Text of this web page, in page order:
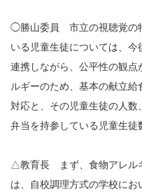
◯勝山委員 市立の視聴覚の
いる児童生徒については、今
連携しながら、公平性の観
ルギーのため、基本の献立
対応と、その児童生徒の人数
弁当を持参している児童生徒
△教育長 まず、食物アレル
は、自校調理方式の学校に